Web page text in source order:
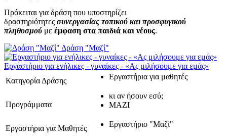
Πρόκειται για δράση που υποστηρίζει
δραστηριότητες συνεργασίας τοπικού και προσφυγικού
πληθυσμού με έμφαση στα παιδιά και νέους.
Δράση "Μαζί"
Εργαστήριο για ενήλικες - γυναίκες - «Ας μιλήσουμε για εμάς»
Κατηγορία Δράσης
Εργαστήρια για μαθητές
Προγράμματα
κι αν ήσουν εσύ;
ΜΑΖΙ
Εργαστήρια για Μαθητές Εργαστήριο "Μαζί"